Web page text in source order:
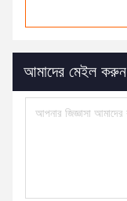
আমাদের মেইল ​​করুন